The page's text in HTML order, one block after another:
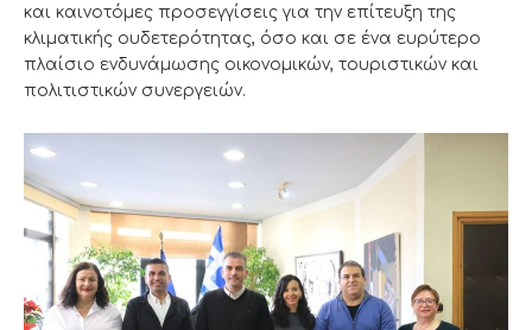
και καινοτόμες προσεγγίσεις για την επίτευξη της
κλιματικής ουδετερότητας, όσο και σε ένα ευρύτερο
πλαίσιο ενδυνάμωσης οικονομικών, τουριστικών και
πολιτιστικών συνεργειών.